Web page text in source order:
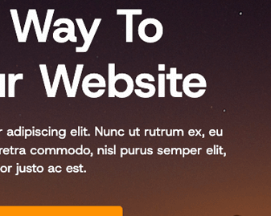
Homepage del tema